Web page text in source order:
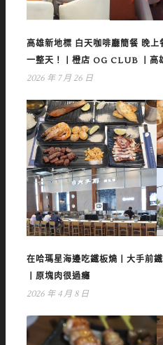
高雄新地標 白天咖啡廳簡餐 晚
一整天！丨橙店 OG CLUB 丨高
2026 年 7 月 26 日
在哈瑪星海邊吃鐵板燒丨大手前
丨原塊肉很過癮
2026 年 4 月 8 日